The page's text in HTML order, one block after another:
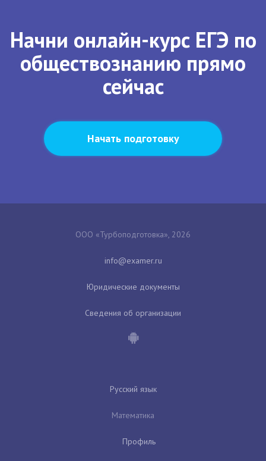
Начни онлайн-курс ЕГЭ по
обществознанию прямо
сейчас
Начать подготовку
ООО «Турбоподготовка», 2026
Юридические документы
Сведения об организации
Русский язык
Математика
Профиль